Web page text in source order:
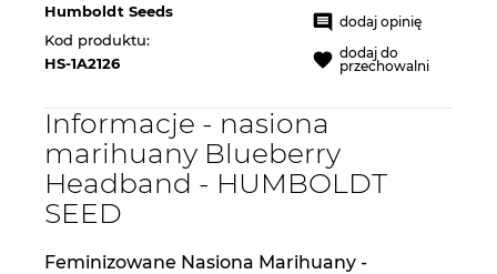
Humboldt Seeds
Kod produktu:
HS-1A2126
dodaj opinię
dodaj do
przechowalni
Informacje - nasiona
marihuany Blueberry
Headband - HUMBOLDT
SEED
Feminizowane Nasiona Marihuany -